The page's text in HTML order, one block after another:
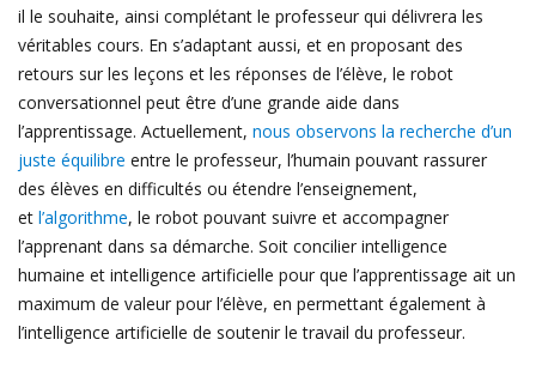
il le souhaite, ainsi complétant le professeur qui délivrera les
véritables cours. En s’adaptant aussi, et en proposant des
retours sur les leçons et les réponses de l’élève, le robot
conversationnel peut être d’une grande aide dans
l’apprentissage. Actuellement, nous observons la recherche d’un
juste équilibre entre le professeur, l’humain pouvant rassurer
des élèves en difficultés ou étendre l’enseignement,
et l’algorithme, le robot pouvant suivre et accompagner
l’apprenant dans sa démarche. Soit concilier intelligence
humaine et intelligence artificielle pour que l’apprentissage ait un
maximum de valeur pour l’élève, en permettant également à
l’intelligence artificielle de soutenir le travail du professeur.